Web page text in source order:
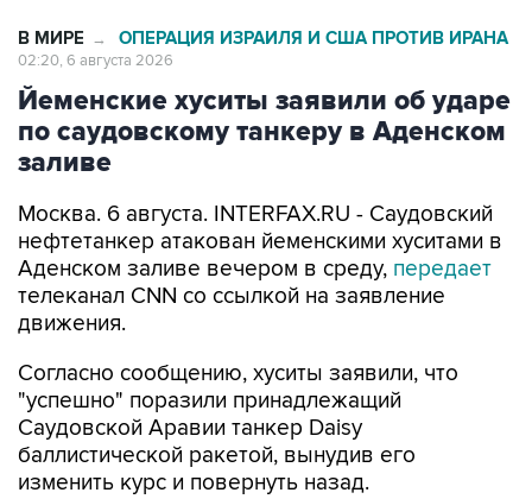
В МИРЕ → ОПЕРАЦИЯ ИЗРАИЛЯ И США ПРОТИВ ИРАНА
02:20, 6 августа 2026
Йеменские хуситы заявили об ударе
по саудовскому танкеру в Аденском
заливе
Москва. 6 августа. INTERFAX.RU - Саудовский
нефтетанкер атакован йеменскими хуситами в
Аденском заливе вечером в среду, передает
телеканал CNN со ссылкой на заявление
движения.
Согласно сообщению, хуситы заявили, что
"успешно" поразили принадлежащий
Саудовской Аравии танкер Daisy
баллистической ракетой, вынудив его
изменить курс и повернуть назад.